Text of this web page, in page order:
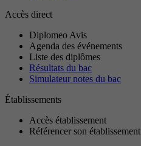
Accès direct
Diplomeo Avis
Agenda des événements
Liste des diplômes
Résultats du bac
Simulateur notes du bac
Établissements
Accès établissement
Référencer son établissement